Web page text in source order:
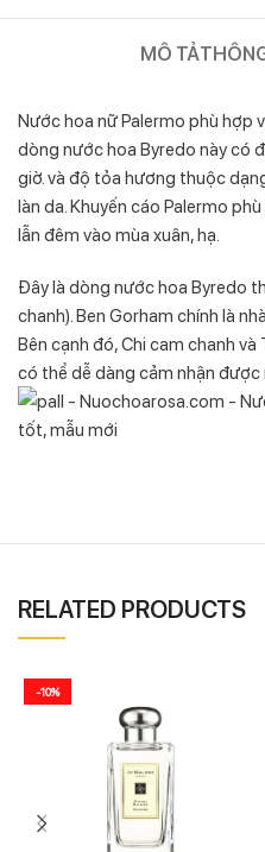
MÔ TẢ
Nước hoa nữ Palermo phù hợp
dòng nước hoa Byredo này có
giờ. và độ tỏa hương thuộc
làn da. Khuyến cáo Palermo
lẫn đêm vào mùa xuân, hạ.
Đây là dòng nước hoa Byredo
chanh). Ben Gorham chính là
Bên cạnh đó, Chi cam chanh
có thể dễ dàng cảm nhận được
RELATED PRODUCTS
-10%